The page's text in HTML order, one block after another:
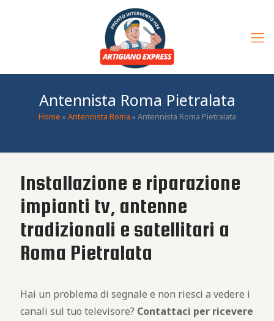
Antennista Roma Pietralata
Home »Antennista Roma »Antennista Roma Pietralata
Installazione e riparazione
impianti tv, antenne
tradizionali e satellitari a
Roma Pietralata
Hai un problema di segnale e non riesci a vedere i
canali sul tuo televisore? Contattaci per ricevere